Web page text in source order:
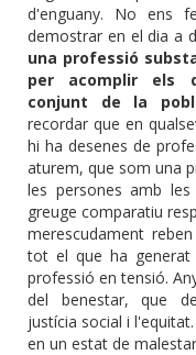
d'enguany. No ens
demostrar en el dia a
una professió
per acomplir els
conjunt de la
recordar que en
hi ha desenes de
aturem, que som una
les persones amb
greuge comparatiu
merescudament
tot el que ha generat
professió en tensió.
del benestar, que
justícia social i
en un estat de